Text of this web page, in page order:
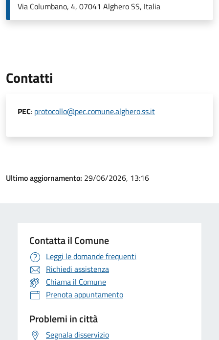
Via Columbano, 4, 07041 Alghero SS, Italia
Contatti
PEC: protocollo@pec.comune.alghero.ss.it
Ultimo aggiornamento: 29/06/2026, 13:16
Contatta il Comune
Leggi le domande frequenti
Richiedi assistenza
Chiama il Comune
Prenota appuntamento
Problemi in città
Segnala disservizio